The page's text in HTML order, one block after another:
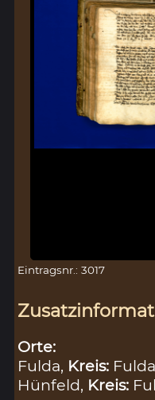
Eintragsnr.: 3017
Orte:
Fulda, Kreis: Fulda
Hünfeld, Kreis: